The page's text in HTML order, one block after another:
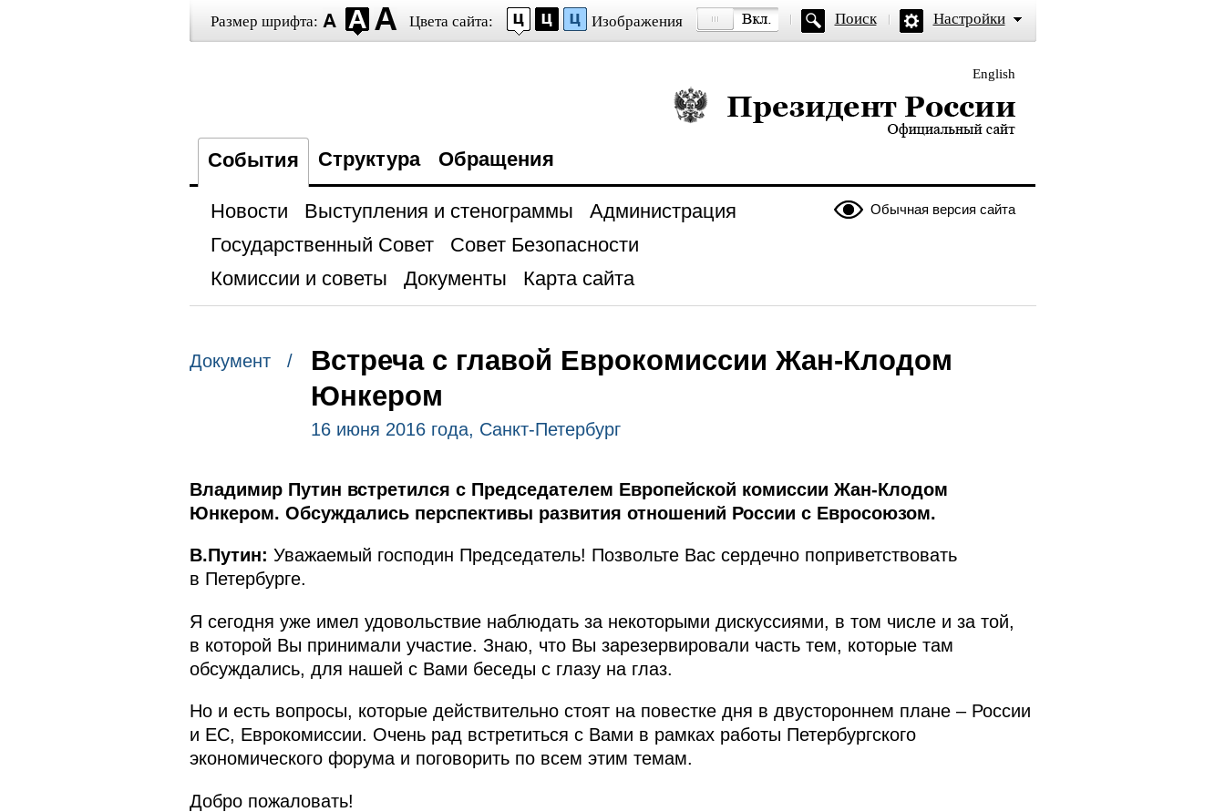
Размер шрифта: Цвета сайта: Изображения Поиск Настройки
English
Президент России — официальный сайт
События Структура Обращения
Обычная версия сайта
Новости Выступления и стенограммы
Администрация
Государственный Совет
Совет Безопасности
Комиссии и советы
Документы Карта сайта
Документ /
Встреча с главой Еврокомиссии Жан-Клодом
Юнкером
16 июня 2016 года, Санкт-Петербург
Владимир Путин встретился с Председателем Европейской комиссии Жан-Клодом
Юнкером. Обсуждались перспективы развития отношений России с Евросоюзом.
В.Путин: Уважаемый господин Председатель! Позвольте Вас сердечно поприветствовать
в Петербурге.
Я сегодня уже имел удовольствие наблюдать за некоторыми дискуссиями, в том числе и за той,
в которой Вы принимали участие. Знаю, что Вы зарезервировали часть тем, которые там
обсуждались, для нашей с Вами беседы с глазу на глаз.
Но и есть вопросы, которые действительно стоят на повестке дня в двустороннем плане – России
и ЕС, Еврокомиссии. Очень рад встретиться с Вами в рамках работы Петербургского
экономического форума и поговорить по всем этим темам.
Добро пожаловать!